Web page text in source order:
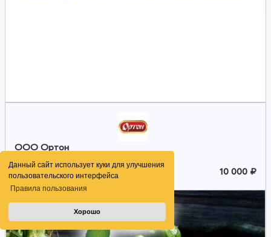
Данный сайт использует куки для улучшения
пользовательского интерфейса
Правила пользования
Хорошо
ООО Ортон
Пушкино
5.0 Мин
10 000 ₽